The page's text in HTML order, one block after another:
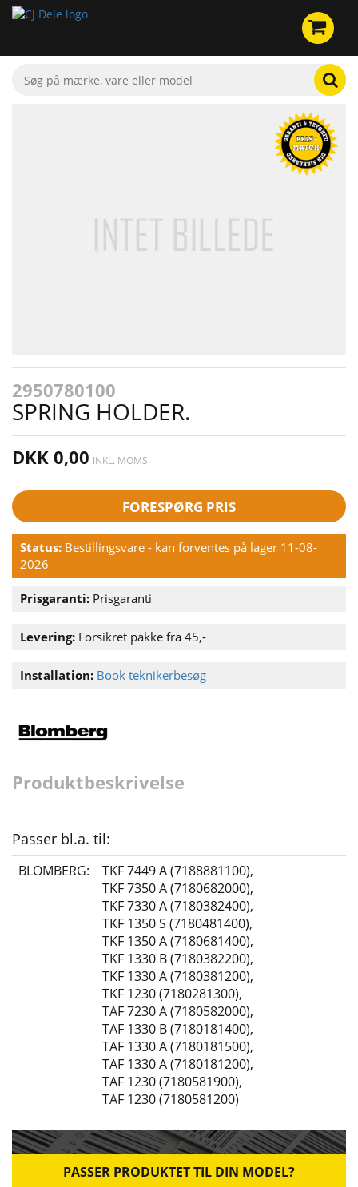
2950780100
SPRING HOLDER.
DKK 0,00 INKL. MOMS
FORESPØRG PRIS
Status: Bestillingsvare - kan forventes på lager 11-08-
2026
Prisgaranti: Prisgaranti
Levering: Forsikret pakke fra 45,-
Installation: Book teknikerbesøg
Produktbeskrivelse
Passer bl.a. til:
BLOMBERG: TKF 7449 A (7188881100),
TKF 7350 A (7180682000),
TKF 7330 A (7180382400),
TKF 1350 S (7180481400),
TKF 1350 A (7180681400),
TKF 1330 B (7180382200),
TKF 1330 A (7180381200),
TKF 1230 (7180281300),
TAF 7230 A (7180582000),
TAF 1330 B (7180181400),
TAF 1330 A (7180181500),
TAF 1330 A (7180181200),
TAF 1230 (7180581900),
TAF 1230 (7180581200)
PASSER PRODUKTET TIL DIN MODEL?